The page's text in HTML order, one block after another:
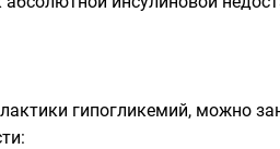
гипогликемий, можно